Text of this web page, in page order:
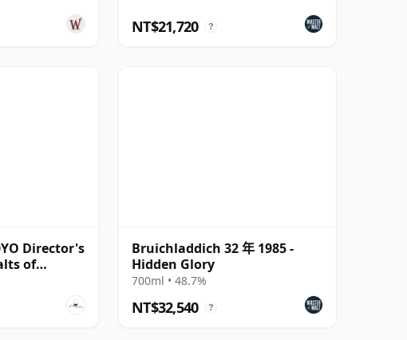
NT$21,720 ?
Director's
of
Bruichladdich 32 年 1985 -
Hidden Glory
700ml • 48.7%
NT$32,540 ?